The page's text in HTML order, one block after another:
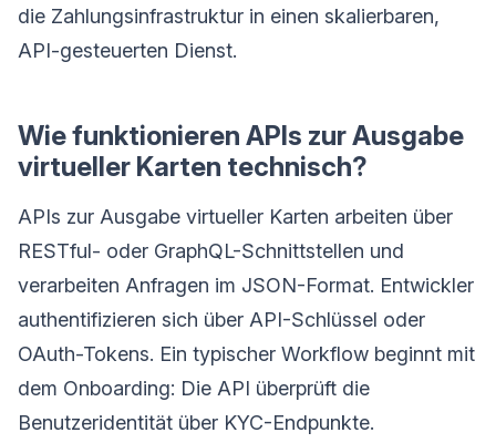
die Zahlungsinfrastruktur in einen skalierbaren,
API-gesteuerten Dienst.
Wie funktionieren APIs zur Ausgabe
virtueller Karten technisch?
APIs zur Ausgabe virtueller Karten arbeiten über
RESTful- oder GraphQL-Schnittstellen und
verarbeiten Anfragen im JSON-Format. Entwickler
authentifizieren sich über API-Schlüssel oder
OAuth-Tokens. Ein typischer Workflow beginnt mit
dem Onboarding: Die API überprüft die
Benutzeridentität über KYC-Endpunkte.